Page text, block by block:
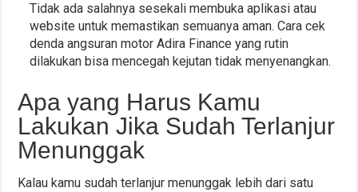
Tidak ada salahnya sesekali membuka aplikasi atau
website untuk memastikan semuanya aman. Cara cek
denda angsuran motor Adira Finance yang rutin
dilakukan bisa mencegah kejutan tidak menyenangkan.
Apa yang Harus Kamu
Lakukan Jika Sudah Terlanjur
Menunggak
Kalau kamu sudah terlanjur menunggak lebih dari satu